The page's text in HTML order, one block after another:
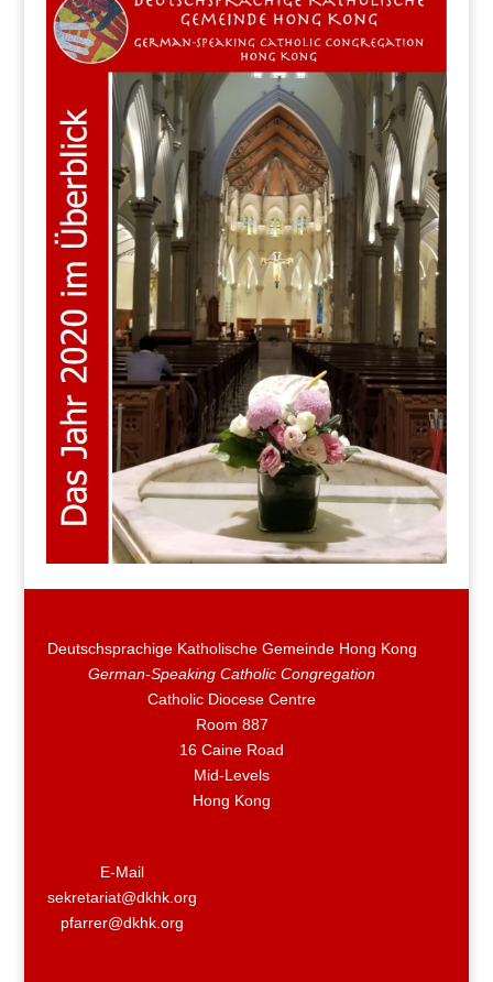
Deutschsprachige Katholische Gemeinde Hong Kong
German-Speaking Catholic Congregation
Catholic Diocese Centre
Room 887
16 Caine Road
Mid-Levels
Hong Kong
E-Mail
sekretariat@dkhk.org
pfarrer@dkhk.org